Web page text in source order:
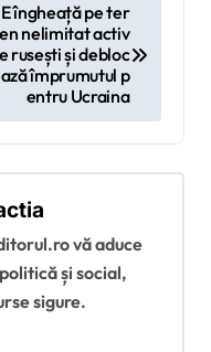
îngheață pe ter
nelimitat activ
rusești și debloc
împrumutul p
entru Ucraina
vă aduce
și social,
sigure.